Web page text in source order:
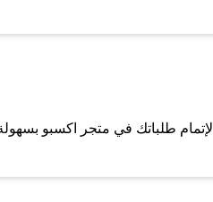
لإتمام طلباتك في متجر اكسبو